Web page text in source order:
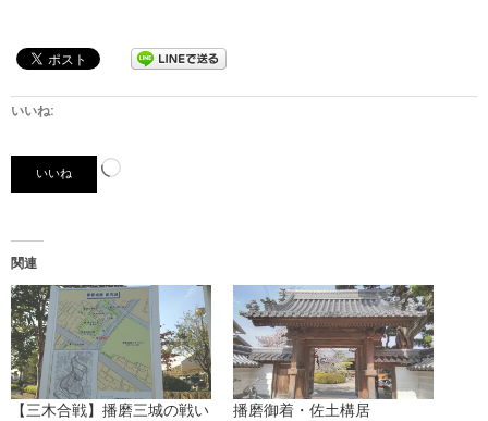
いいね:
いいね
読
関連
【三木合戦】播磨三城の戦い 播磨御着・佐土構居